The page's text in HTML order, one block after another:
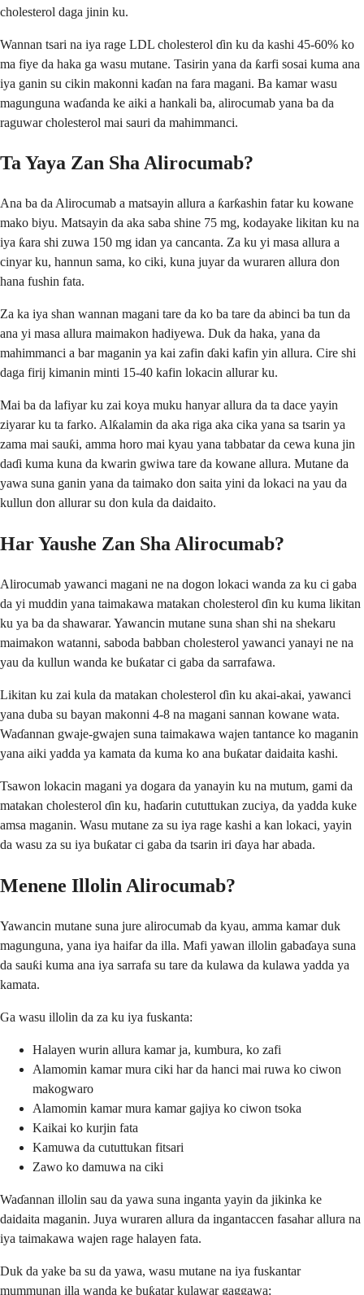
cholesterol daga jinin ku.
Wannan tsari na iya rage LDL cholesterol ɗin ku da kashi 45-60% ko
ma fiye da haka ga wasu mutane. Tasirin yana da ƙarfi sosai kuma ana
iya ganin su cikin makonni kaɗan na fara magani. Ba kamar wasu
magunguna waɗanda ke aiki a hankali ba, alirocumab yana ba da
raguwar cholesterol mai sauri da mahimmanci.
Ta Yaya Zan Sha Alirocumab?
Ana ba da Alirocumab a matsayin allura a ƙarƙashin fatar ku kowane
mako biyu. Matsayin da aka saba shine 75 mg, kodayake likitan ku na
iya ƙara shi zuwa 150 mg idan ya cancanta. Za ku yi masa allura a
cinyar ku, hannun sama, ko ciki, kuna juyar da wuraren allura don
hana fushin fata.
Za ka iya shan wannan magani tare da ko ba tare da abinci ba tun da
ana yi masa allura maimakon hadiyewa. Duk da haka, yana da
mahimmanci a bar maganin ya kai zafin ɗaki kafin yin allura. Cire shi
daga firij kimanin minti 15-40 kafin lokacin allurar ku.
Mai ba da lafiyar ku zai koya muku hanyar allura da ta dace yayin
ziyarar ku ta farko. Alƙalamin da aka riga aka cika yana sa tsarin ya
zama mai sauƙi, amma horo mai kyau yana tabbatar da cewa kuna jin
daɗi kuma kuna da kwarin gwiwa tare da kowane allura. Mutane da
yawa suna ganin yana da taimako don saita yini da lokaci na yau da
kullun don allurar su don kula da daidaito.
Har Yaushe Zan Sha Alirocumab?
Alirocumab yawanci magani ne na dogon lokaci wanda za ku ci gaba
da yi muddin yana taimakawa matakan cholesterol ɗin ku kuma likitan
ku ya ba da shawarar. Yawancin mutane suna shan shi na shekaru
maimakon watanni, saboda babban cholesterol yawanci yanayi ne na
yau da kullun wanda ke buƙatar ci gaba da sarrafawa.
Likitan ku zai kula da matakan cholesterol ɗin ku akai-akai, yawanci
yana duba su bayan makonni 4-8 na magani sannan kowane wata.
Waɗannan gwaje-gwajen suna taimakawa wajen tantance ko maganin
yana aiki yadda ya kamata da kuma ko ana buƙatar daidaita kashi.
Tsawon lokacin magani ya dogara da yanayin ku na mutum, gami da
matakan cholesterol ɗin ku, haɗarin cututtukan zuciya, da yadda kuke
amsa maganin. Wasu mutane za su iya rage kashi a kan lokaci, yayin
da wasu za su iya buƙatar ci gaba da tsarin iri ɗaya har abada.
Menene Illolin Alirocumab?
Yawancin mutane suna jure alirocumab da kyau, amma kamar duk
magunguna, yana iya haifar da illa. Mafi yawan illolin gabaɗaya suna
da sauƙi kuma ana iya sarrafa su tare da kulawa da kulawa yadda ya
kamata.
Ga wasu illolin da za ku iya fuskanta:
Halayen wurin allura kamar ja, kumbura, ko zafi
Alamomin kamar mura ciki har da hanci mai ruwa ko ciwon
makogwaro
Alamomin kamar mura kamar gajiya ko ciwon tsoka
Kaikai ko kurjin fata
Kamuwa da cututtukan fitsari
Zawo ko damuwa na ciki
Waɗannan illolin sau da yawa suna inganta yayin da jikinka ke
daidaita maganin. Juya wuraren allura da ingantaccen fasahar allura na
iya taimakawa wajen rage halayen fata.
Duk da yake ba su da yawa, wasu mutane na iya fuskantar
mummunan illa wanda ke buƙatar kulawar gaggawa: